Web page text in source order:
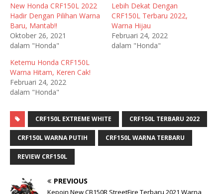
New Honda CRF150L 2022
Hadir Dengan Pilihan Warna
Baru, Mantab!!
Oktober 26, 2021
dalam "Honda"
Lebih Dekat Dengan
CRF150L Terbaru 2022,
Warna Hijau
Februari 24, 2022
dalam "Honda"
Ketemu Honda CRF150L
Warna Hitam, Keren Cak!
Februari 24, 2022
dalam "Honda"
CRF150L EXTREME WHITE CRF150L TERBARU 2022
CRF150L WARNA PUTIH CRF150L WARNA TERBARU
REVIEW CRF150L
PREVIOUS
Kepoin New CB150R StreetFire Terbaru 2021 Warna